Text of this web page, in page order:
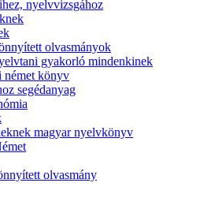
nyelvvizsgához
olvasmányok
gyakorló mindenkinek
német könyv
segédanyag
magyar nyelvkönyv
olvasmány